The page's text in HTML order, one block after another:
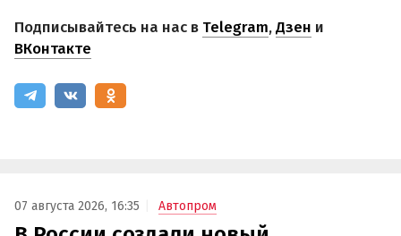
Подписывайтесь на нас в Telegram,Дзен и
ВКонтакте
07 августа 2026, 16:35 Автопром